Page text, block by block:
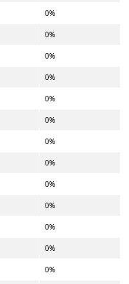
0%
0%
0%
0%
0%
0%
0%
0%
0%
0%
0%
0%
0%